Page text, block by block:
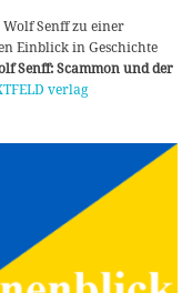
Senff zu einer
Einblick in Geschichte
Senff: Scammon und der
verlag